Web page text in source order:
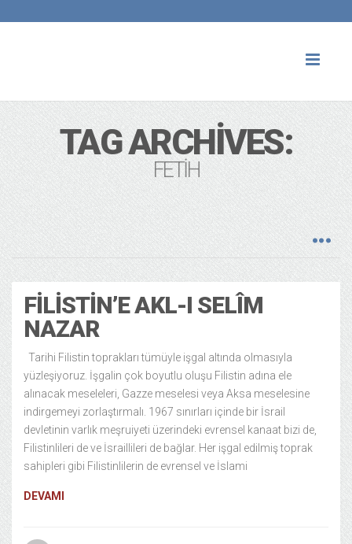
TAG ARCHIVES:
FETIH
FILISTIN’E AKL-I SELÎM
NAZAR
Tarihi Filistin toprakları tümüyle işgal altında olmasıyla
yüzleşiyoruz. İşgalin çok boyutlu oluşu Filistin adına ele
alınacak meseleleri, Gazze meselesi veya Aksa meselesine
indirgemeyi zorlaştırmalı. 1967 sınırları içinde bir İsrail
devletinin varlık meşruiyeti üzerindeki evrensel kanaat bizi de,
Filistinlileri de ve İsraillileri de bağlar. Her işgal edilmiş toprak
sahipleri gibi Filistinlilerin de evrensel ve İslami
DEVAMI